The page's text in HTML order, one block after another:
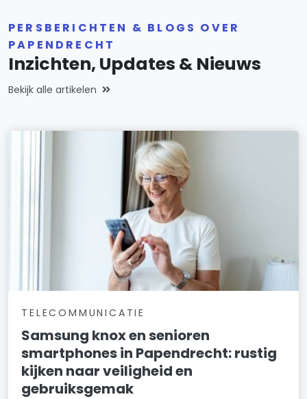
PERSBERICHTEN & BLOGS OVER
PAPENDRECHT
Inzichten, Updates & Nieuws
Bekijk alle artikelen
TELECOMMUNICATIE
Samsung knox en senioren
smartphones in Papendrecht: rustig
kijken naar veiligheid en
gebruiksgemak